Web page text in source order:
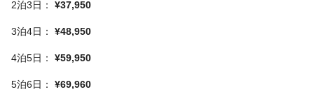
¥37,950
¥48,950
¥59,950
¥69,960